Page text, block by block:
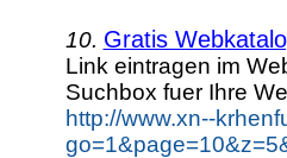
10. Gratis
Link eintragen im
Suchbox fuer Ihre
http://www.xn--